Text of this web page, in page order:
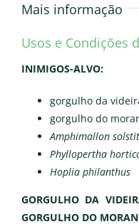
Mais informação
Usos e Condições
INIMIGOS-ALVO:
gorgulho da
gorgulho do
Amphimallon
Phyllopertha
Hoplia philanthus
GORGULHO DA
GORGULHO DO